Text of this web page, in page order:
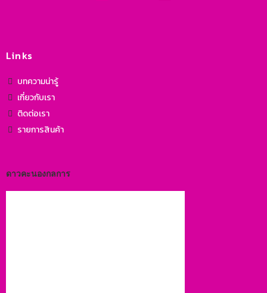
Links
บทความน่ารู้
เกี่ยวกับเรา
ติดต่อเรา
รายการสินค้า
ดาวคะนองกลการ